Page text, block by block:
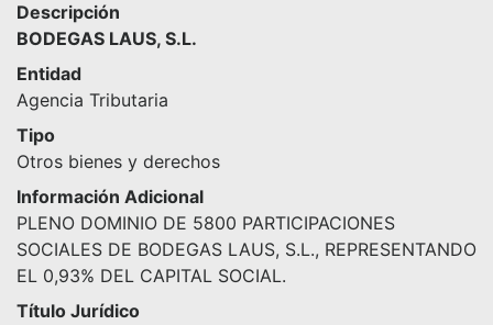
Descripción
BODEGAS LAUS, S.L.
Entidad
Agencia Tributaria
Tipo
Otros bienes y derechos
Información Adicional
PLENO DOMINIO DE 5800 PARTICIPACIONES
SOCIALES DE BODEGAS LAUS, S.L., REPRESENTANDO
EL 0,93% DEL CAPITAL SOCIAL.
Título Jurídico